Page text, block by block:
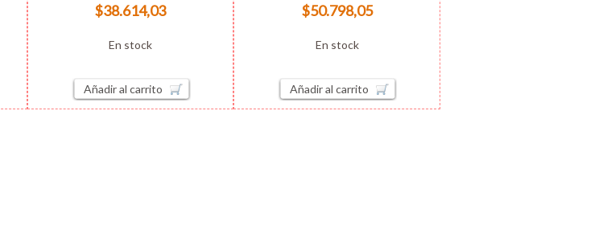
$38.614,03
En stock
Añadir al carrito
$50.798,05
En stock
Añadir al carrito